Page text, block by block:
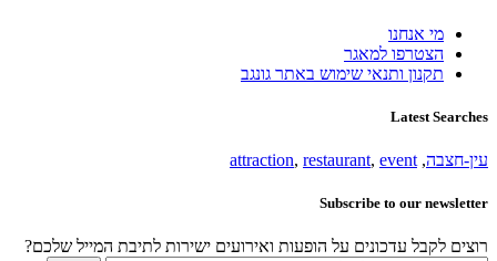
מי אנחנו
הצטרפו למאגר
תקנון ותנאי שימוש באתר גונגב
Latest Searches
עין-חצבה,
attraction, restaurant, event
Subscribe to our newsletter
רוצים לקבל עדכונים על הופעות ואירועים ישירות לתיבת המייל שלכם?